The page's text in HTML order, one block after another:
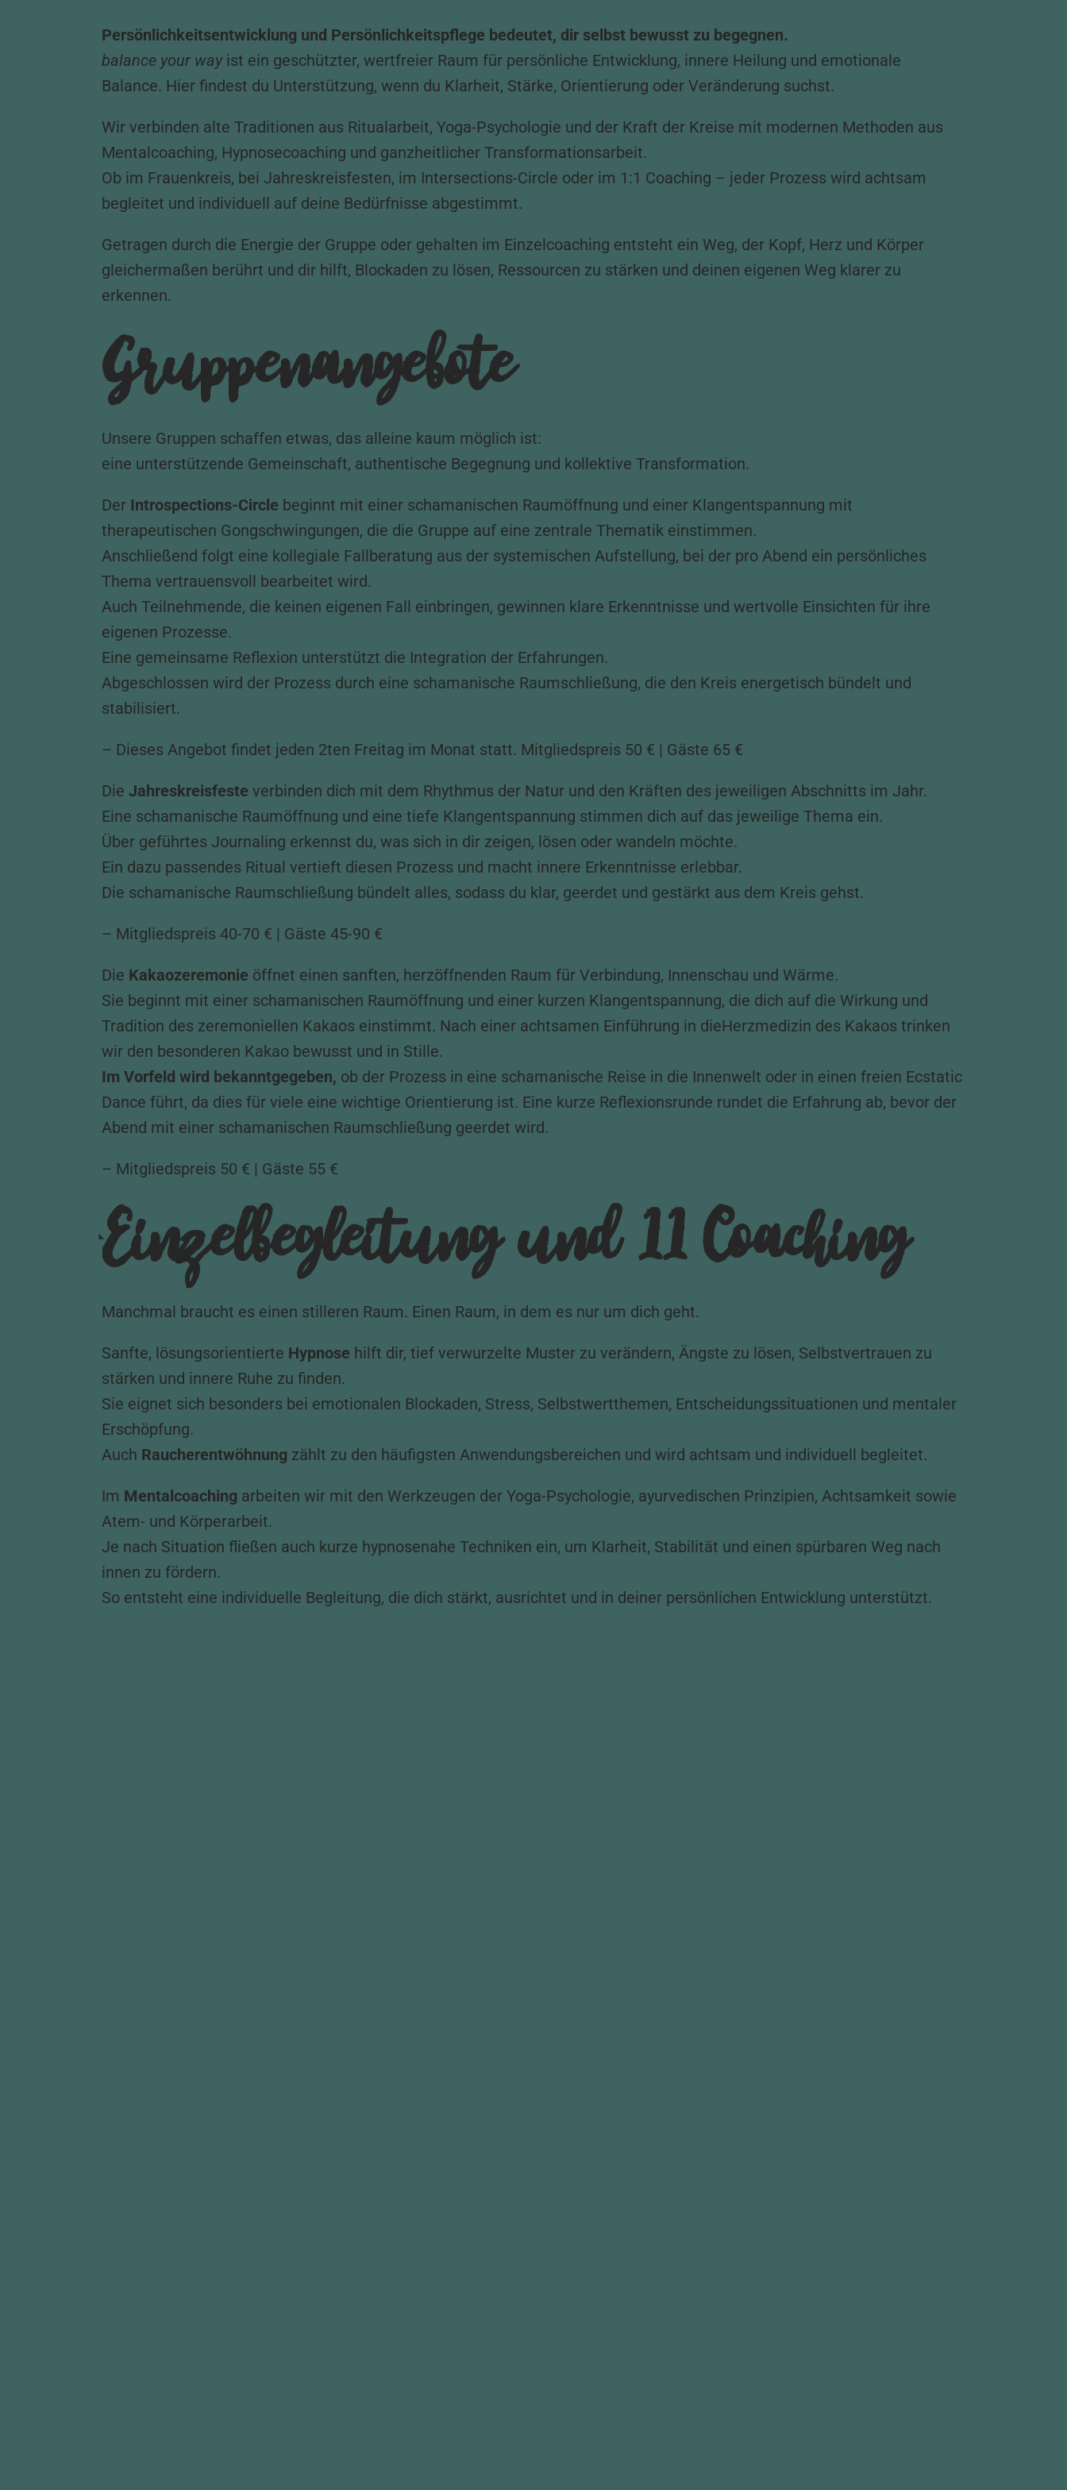
Persönlichkeitsentwicklung und Persönlichkeitspflege bedeutet, dir selbst bewusst zu begegnen.
balance your way ist ein geschützter, wertfreier Raum für persönliche Entwicklung, innere Heilung und emotionale
Balance. Hier findest du Unterstützung, wenn du Klarheit, Stärke, Orientierung oder Veränderung suchst.
Wir verbinden alte Traditionen aus Ritualarbeit, Yoga-Psychologie und der Kraft der Kreise mit modernen Methoden aus
Mentalcoaching, Hypnosecoaching und ganzheitlicher Transformationsarbeit.
Ob im Frauenkreis, bei Jahreskreisfesten, im Intersections-Circle oder im 1:1 Coaching – jeder Prozess wird achtsam
begleitet und individuell auf deine Bedürfnisse abgestimmt.
Getragen durch die Energie der Gruppe oder gehalten im Einzelcoaching entsteht ein Weg, der Kopf, Herz und Körper
gleichermaßen berührt und dir hilft, Blockaden zu lösen, Ressourcen zu stärken und deinen eigenen Weg klarer zu
erkennen.
Gruppenangebote
Unsere Gruppen schaffen etwas, das alleine kaum möglich ist:
eine unterstützende Gemeinschaft, authentische Begegnung und kollektive Transformation.
Der Introspections-Circle beginnt mit einer schamanischen Raumöffnung und einer Klangentspannung mit
therapeutischen Gongschwingungen, die die Gruppe auf eine zentrale Thematik einstimmen.
Anschließend folgt eine kollegiale Fallberatung aus der systemischen Aufstellung, bei der pro Abend ein persönliches
Thema vertrauensvoll bearbeitet wird.
Auch Teilnehmende, die keinen eigenen Fall einbringen, gewinnen klare Erkenntnisse und wertvolle Einsichten für ihre
eigenen Prozesse.
Eine gemeinsame Reflexion unterstützt die Integration der Erfahrungen.
Abgeschlossen wird der Prozess durch eine schamanische Raumschließung, die den Kreis energetisch bündelt und
stabilisiert.
– Dieses Angebot findet jeden 2ten Freitag im Monat statt. Mitgliedspreis 50 € | Gäste 65 €
Die Jahreskreisfesteverbinden dich mit dem Rhythmus der Natur und den Kräften des jeweiligen Abschnitts im Jahr.
Eine schamanische Raumöffnung und eine tiefe Klangentspannung stimmen dich auf das jeweilige Thema ein.
Über geführtes Journaling erkennst du, was sich in dir zeigen, lösen oder wandeln möchte.
Ein dazu passendes Ritual vertieft diesen Prozess und macht innere Erkenntnisse erlebbar.
Die schamanische Raumschließung bündelt alles, sodass du klar, geerdet und gestärkt aus dem Kreis gehst.
– Mitgliedspreis 40-70 € | Gäste 45-90 €
Die Kakaozeremonie öffnet einen sanften, herzöffnenden Raum für Verbindung, Innenschau und Wärme.
Sie beginnt mit einer schamanischen Raumöffnung und einer kurzen Klangentspannung, die dich auf die Wirkung und
Tradition des zeremoniellen Kakaos einstimmt. Nach einer achtsamen Einführung in dieHerzmedizin des Kakaos trinken
wir den besonderen Kakao bewusst und in Stille.
Im Vorfeld wird bekanntgegeben, ob der Prozess in eine schamanische Reise in die Innenwelt oder in einen freien Ecstatic
Dance führt, da dies für viele eine wichtige Orientierung ist. Eine kurze Reflexionsrunde rundet die Erfahrung ab, bevor der
Abend mit einer schamanischen Raumschließung geerdet wird.
– Mitgliedspreis 50 € | Gäste 55 €
Einzelbegleitung und 1:1 Coaching
Manchmal braucht es einen stilleren Raum. Einen Raum, in dem es nur um dich geht.
Sanfte, lösungsorientierte Hypnose hilft dir, tief verwurzelte Muster zu verändern, Ängste zu lösen, Selbstvertrauen zu
stärken und innere Ruhe zu finden.
Sie eignet sich besonders bei emotionalen Blockaden, Stress, Selbstwertthemen, Entscheidungssituationen und mentaler
Erschöpfung.
Auch Raucherentwöhnung zählt zu den häufigsten Anwendungsbereichen und wird achtsam und individuell begleitet.
Im Mentalcoaching arbeiten wir mit den Werkzeugen der Yoga-Psychologie, ayurvedischen Prinzipien, Achtsamkeit sowie
Atem- und Körperarbeit.
Je nach Situation fließen auch kurze hypnosenahe Techniken ein, um Klarheit, Stabilität und einen spürbaren Weg nach
innen zu fördern.
So entsteht eine individuelle Begleitung, die dich stärkt, ausrichtet und in deiner persönlichen Entwicklung unterstützt.